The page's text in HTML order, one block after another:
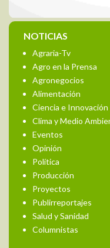
NOTICIAS
Agraria-Tv
Agro en la Prensa
Agronegocios
Alimentación
Ciencia e Innovación
Clima y Medio
Eventos
Opinión
Política
Producción
Proyectos
Publirreportajes
Salud y Sanidad
Columnistas